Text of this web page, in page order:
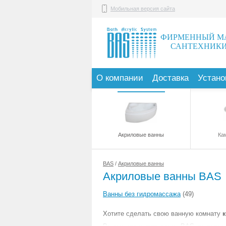
ФИРМЕННЫЙ
САНТЕХНИКИ
Мобильная версия сайта
О компании Доставка
Акриловые ванны
BAS / Акриловые ванны
Акриловые ванны BAS
Ванны без гидромассажа(49)
Хотите сделать свою ванную комнату